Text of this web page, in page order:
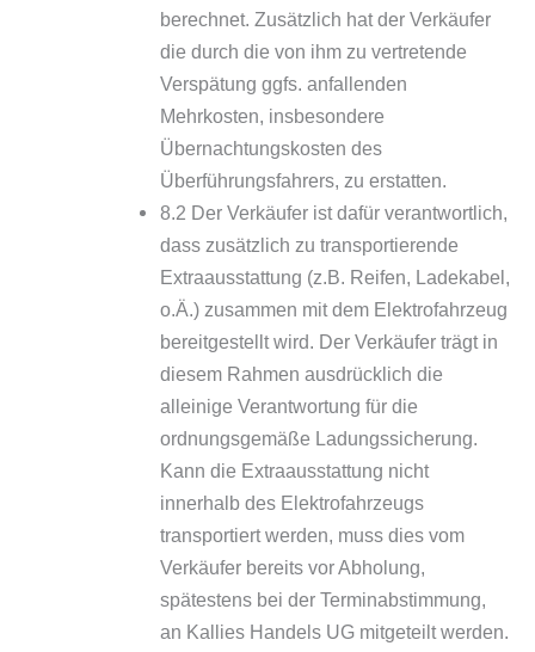
berechnet. Zusätzlich hat der Verkäufer
die durch die von ihm zu vertretende
Verspätung ggfs. anfallenden
Mehrkosten, insbesondere
Übernachtungskosten des
Überführungsfahrers, zu erstatten.
8.2 Der Verkäufer ist dafür verantwortlich,
dass zusätzlich zu transportierende
Extraausstattung (z.B. Reifen, Ladekabel,
o.Ä.) zusammen mit dem Elektrofahrzeug
bereitgestellt wird. Der Verkäufer trägt in
diesem Rahmen ausdrücklich die
alleinige Verantwortung für die
ordnungsgemäße Ladungssicherung.
Kann die Extraausstattung nicht
innerhalb des Elektrofahrzeugs
transportiert werden, muss dies vom
Verkäufer bereits vor Abholung,
spätestens bei der Terminabstimmung,
an Kallies Handels UG mitgeteilt werden.